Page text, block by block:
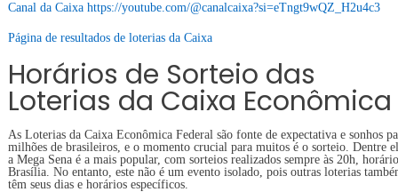
Canal da Caixa https://youtube.com/@canalcaixa?si=eTngt9wQZ_H2u4c3
Página de resultados de loterias da Caixa
Horários de Sorteio das
Loterias da Caixa Econômica
As Loterias da Caixa Econômica Federal são fonte de expectativa e sonhos
milhões de brasileiros, e o momento crucial para muitos é o sorteio. Dentre
a Mega Sena é a mais popular, com sorteios realizados sempre às 20h,
Brasília. No entanto, este não é um evento isolado, pois outras loterias
têm seus dias e horários específicos.